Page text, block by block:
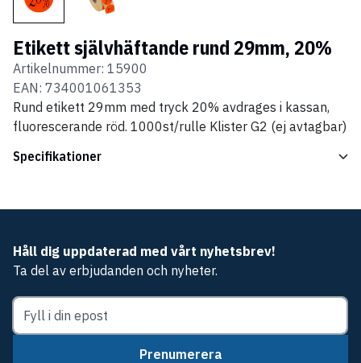
Etikett självhäftande rund 29mm, 20%
Artikelnummer: 15900
EAN: 734001061353
Rund etikett 29mm med tryck 20% avdrages i kassan,
fluorescerande röd. 1000st/rulle Klister G2 (ej avtagbar)
Specifikationer
Håll dig uppdaterad med vårt nyhetsbrev!
Ta del av erbjudanden och nyheter.
Prenumerera